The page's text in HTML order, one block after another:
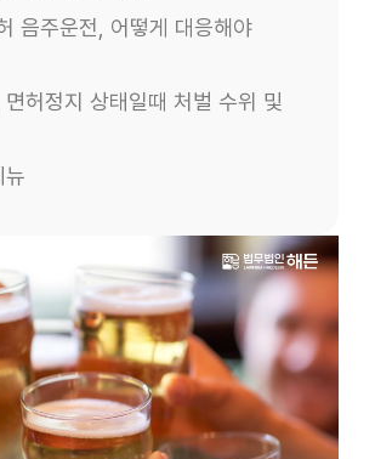
음주운전, 어떻게 대응해야
허정지 상태일때 처벌 수위 및
뉴